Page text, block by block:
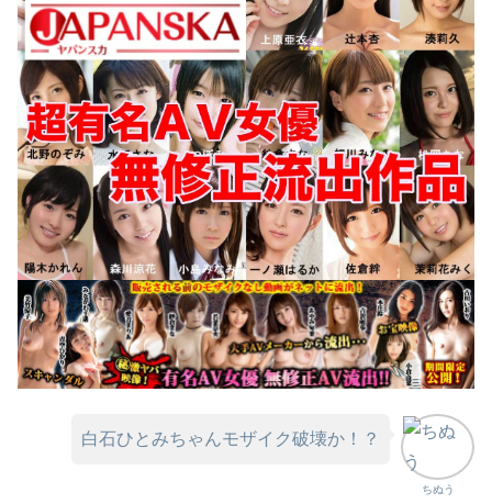
ちぬう
白石ひとみちゃんモザイク破壊か！？